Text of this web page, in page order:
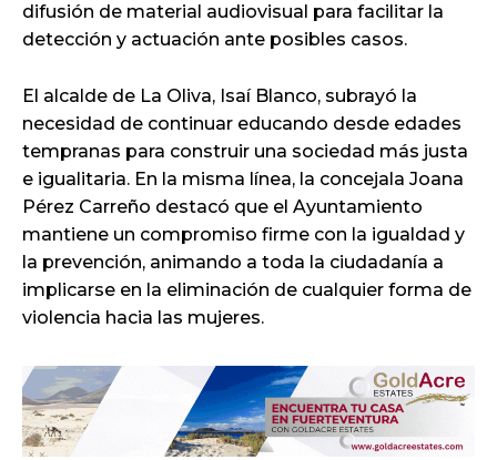
difusión de material audiovisual para facilitar la
detección y actuación ante posibles casos.
El alcalde de La Oliva, Isaí Blanco, subrayó la
necesidad de continuar educando desde edades
tempranas para construir una sociedad más justa
e igualitaria. En la misma línea, la concejala Joana
Pérez Carreño destacó que el Ayuntamiento
mantiene un compromiso firme con la igualdad y
la prevención, animando a toda la ciudadanía a
implicarse en la eliminación de cualquier forma de
violencia hacia las mujeres.